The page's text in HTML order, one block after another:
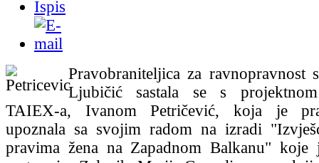
Pravobraniteljica za ravnopravnost
Ljubičić sastala se s
TAIEX-a, Ivanom Petričević, koja je
upoznala sa svojim radom na izradi
pravima žena na Zapadnom Balkanu" koje